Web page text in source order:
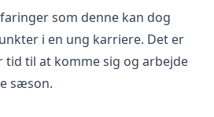
som denne kan dog
i en ung karriere. Det er
tid til at komme sig og arbejde
sæson.